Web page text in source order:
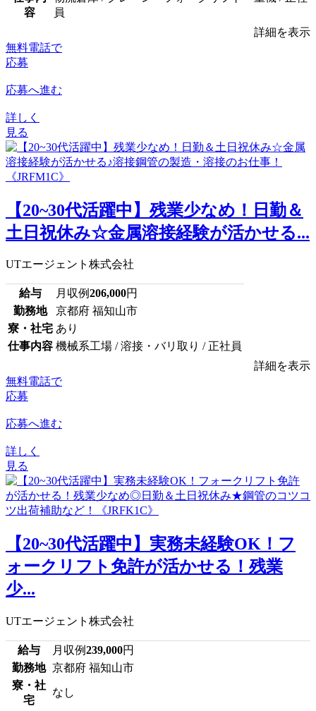
容
員
詳細を表示
無料電話で
応募
応募へ進む
詳しく
見る
【20~30代活躍中】残業少なめ！日勤＆
土日祝休み☆金属溶接経験が活かせる...
UTエージェント株式会社
給与 月収例206,000円
勤務地
京都府 福知山市
寮・社宅 あり
仕事内容 機械系工場 / 溶接・バリ取り / 正社員
詳細を表示
無料電話で
応募
応募へ進む
詳しく
見る
【20~30代活躍中】実務未経験OK！フ
ォークリフト免許が活かせる！残業
少...
UTエージェント株式会社
給与 月収例239,000円
勤務地 京都府 福知山市
寮・社
宅
なし